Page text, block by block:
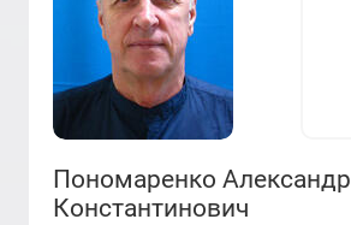
Пономаренко Александр
Константинович